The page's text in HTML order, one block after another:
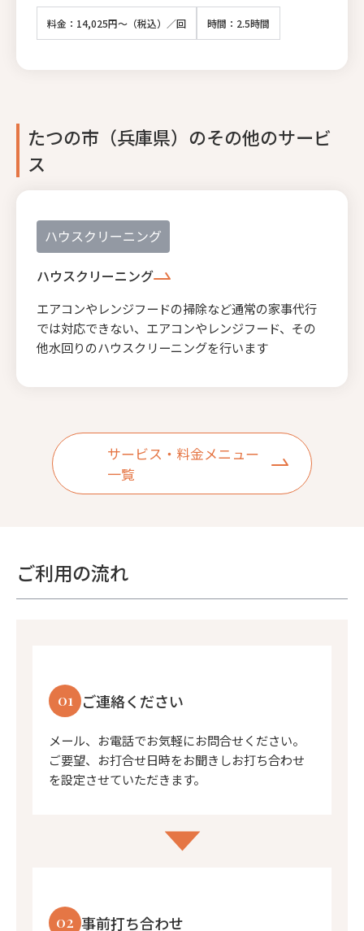
料金：14,025円～（税込）／回 時間：2.5時間
たつの市（兵庫県）のその他のサービ
ス
ハウスクリーニング
ハウスクリーニング
エアコンやレンジフードの掃除など通常の家事代行
では対応できない、エアコンやレンジフード、その
他水回りのハウスクリーニングを行います
サービス・料金メニュー
一覧
ご利用の流れ
01 ご連絡ください
メール、お電話でお気軽にお問合せください。
ご要望、お打合せ日時をお聞きしお打ち合わせ
を設定させていただきます。
02 事前打ち合わせ